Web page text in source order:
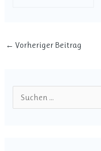
← Vorheriger Beitrag